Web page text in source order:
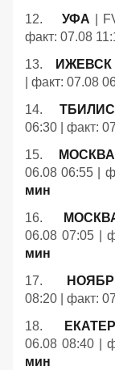
12.УФА |
факт: 07.08
13.
ИЖЕВСК
| факт: 07.08
14.
06:30 | факт:
15.
06.08 06:55 |
мин
16.
06.08 07:05 |
мин
17.
08:20 | факт:
18.
06.08 08:40 |
мин